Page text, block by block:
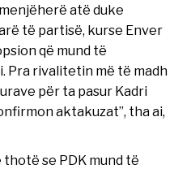
atë duke
të partisë, kurse Enver
që mund të
Pra rivalitetin më të madh
për ta pasur Kadri
aktakuzat”, tha ai,
se PDK mund të